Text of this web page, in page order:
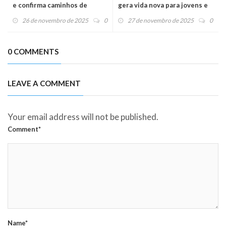
e confirma caminhos de
26 de novembro de 2025 0
gera vida nova para jovens e
27 de novembro de 2025 0
0 COMMENTS
LEAVE A COMMENT
Your email address will not be published.
Comment*
Name*